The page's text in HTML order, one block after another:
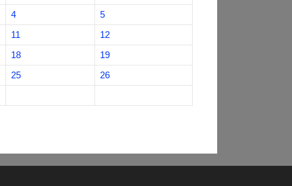
4
5
11
12
18
19
25
26